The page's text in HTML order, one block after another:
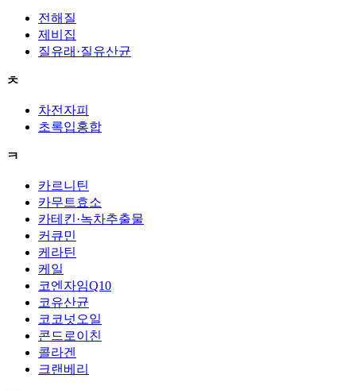
전해질
제비집
질유래·질유산균
ㅊ
차전자피
초록입홍합
ㅋ
카르니틴
카무트효소
카테킨·녹차추출물
커큐민
케라틴
케일
코엔자임Q10
코유산균
코코넛오일
콘드로이친
콜라겐
크랜베리